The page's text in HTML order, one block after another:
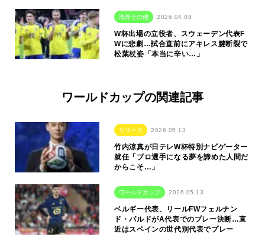
海外その他 2026.04.08
W杯出場の立役者、スウェーデン代表F
Wに悲劇…試合直前にアキレス腱断裂で
松葉杖姿「本当に辛い…」
ワールドカップの関連記事
リリース 2026.05.13
竹内涼真が日テレW杯特別ナビゲーター
就任「プロ選手になる夢を諦めた人間だ
からこそ…」
ワールドカップ 2026.05.13
ベルギー代表、リールFWフェルナン
ド・パルドがA代表でのプレー決断…直
近はスペインの世代別代表でプレー